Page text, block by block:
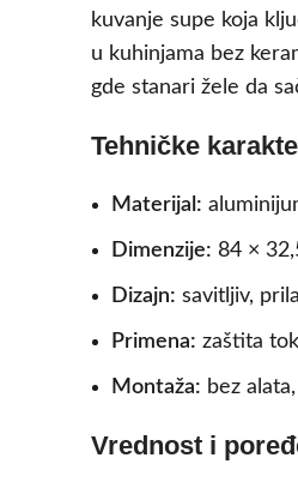
kuvanje supe koja
u kuhinjama bez
gde stanari žele da
Tehničke
Materijal:
Dimenzije: 84 ×
Dizajn: savitljiv,
Primena: zaštita
Montaža: bez
Vrednost i